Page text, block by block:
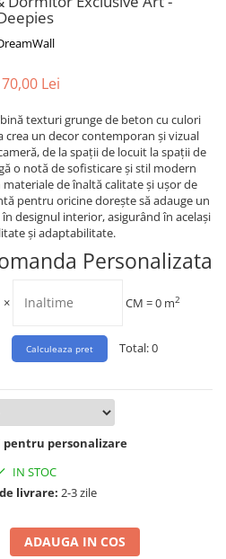
Lei
texturi grunge de beton cu culori
crea un decor contemporan și vizual
de la spații de locuit la spații de
o notă de sofisticare și stil modern
de înaltă calitate și ușor de
pentru oricine dorește să adauge un
designul interior, asigurând în același
și adaptabilitate.
Personalizata
× CM =0 m2
Total:0
pentru personalizare
IN STOC
livrare: 2-3 zile
ADAUGA IN COS